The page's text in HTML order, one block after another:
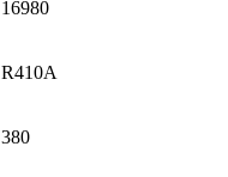
16980
R410A
380